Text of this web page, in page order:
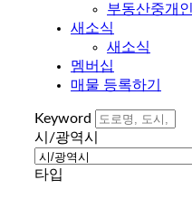
부동산중개인
새소식
새소식
멤버십
매물 등록하기
Keyword
시/광역시
타입